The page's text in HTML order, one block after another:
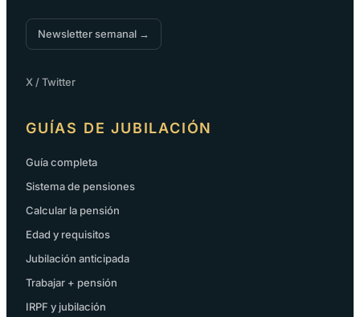
Newsletter semanal →
X / Twitter
GUÍAS DE JUBILACIÓN
Guía completa
Sistema de pensiones
Calcular la pensión
Edad y requisitos
Jubilación anticipada
Trabajar + pensión
IRPF y jubilación